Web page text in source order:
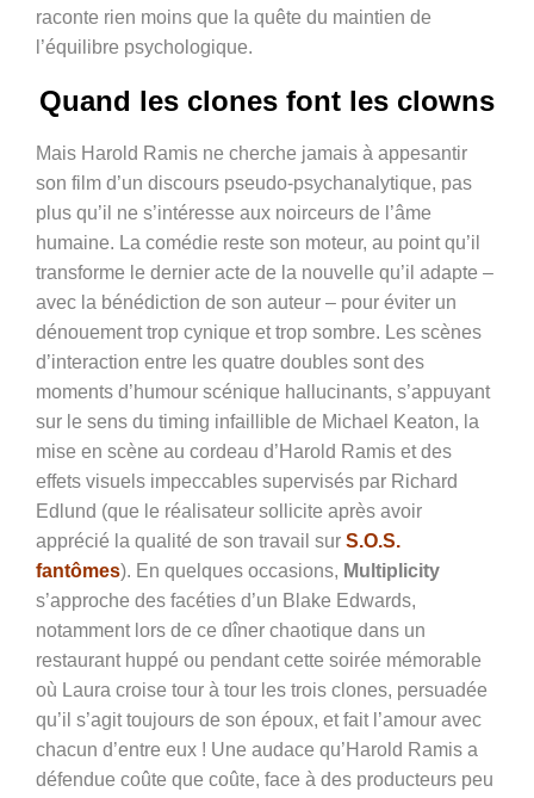
raconte rien moins que la quête du maintien de
l’équilibre psychologique.
Quand les clones font les clowns
Mais Harold Ramis ne cherche jamais à appesantir
son film d’un discours pseudo-psychanalytique, pas
plus qu’il ne s’intéresse aux noirceurs de l’âme
humaine. La comédie reste son moteur, au point qu’il
transforme le dernier acte de la nouvelle qu’il adapte –
avec la bénédiction de son auteur – pour éviter un
dénouement trop cynique et trop sombre. Les scènes
d’interaction entre les quatre doubles sont des
moments d’humour scénique hallucinants, s’appuyant
sur le sens du timing infaillible de Michael Keaton, la
mise en scène au cordeau d’Harold Ramis et des
effets visuels impeccables supervisés par Richard
Edlund (que le réalisateur sollicite après avoir
apprécié la qualité de son travail sur S.O.S.
fantômes). En quelques occasions, Multiplicity
s’approche des facéties d’un Blake Edwards,
notamment lors de ce dîner chaotique dans un
restaurant huppé ou pendant cette soirée mémorable
où Laura croise tour à tour les trois clones, persuadée
qu’il s’agit toujours de son époux, et fait l’amour avec
chacun d’entre eux ! Une audace qu’Harold Ramis a
défendue coûte que coûte, face à des producteurs peu